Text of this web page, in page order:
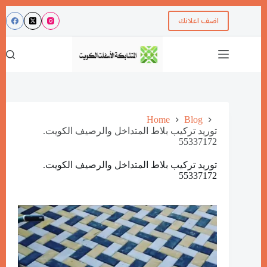
اضف اعلانك
Home
Blog
توريد تركيب بلاط المتداخل والرصيف الكويت.
55337172
توريد تركيب بلاط المتداخل والرصيف الكويت.
55337172